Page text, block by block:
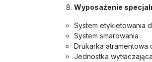
Wyposażenie
System etykietowania
System smarowania
Drukarka atramentowa
Jednostka wytłaczająca